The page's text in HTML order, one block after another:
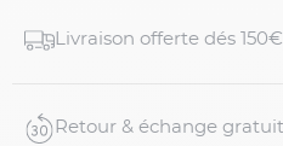
Livraison offerte dés 150€
Retour & échange